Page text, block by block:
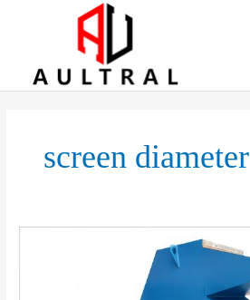
screen diameter